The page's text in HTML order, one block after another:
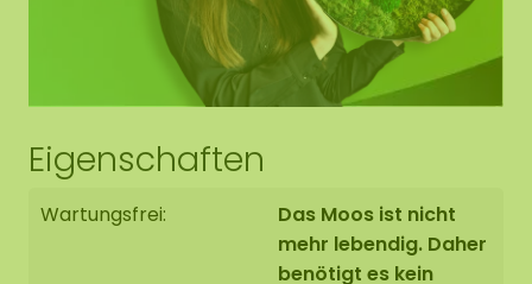
Infobroschüre
10 Paar Handschuhe
Mischung aus Rentiermoos, Flachmoos und
Kugelmoos. Rentiermoos in den Farben Forest,
Dimidium und einer Farbe nach Wahl.
Eigenschaften
Wartungsfrei:
Das Moos ist nicht
mehr lebendig. Daher
benötigt es kein